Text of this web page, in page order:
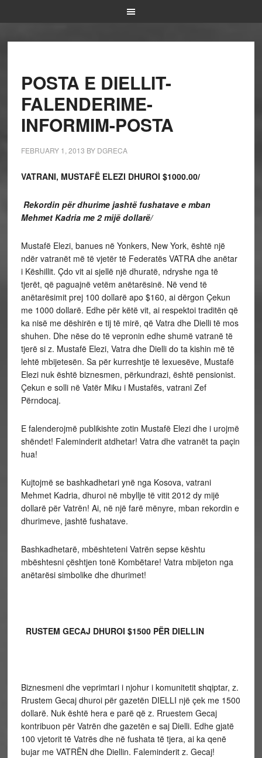
POSTA E DIELLIT-
FALENDERIME-
INFORMIM-POSTA
FEBRUARY 1, 2013 BY DGRECA
VATRANI, MUSTAFË ELEZI DHUROI $1000.00/
Rekordin për dhurime jashtë fushatave e mban
Mehmet Kadria me 2 mijë dollarë/
Mustafë Elezi, banues në Yonkers, New York, është një
ndër vatranët më të vjetër të Federatës VATRA dhe anëtar
i Këshillit. Çdo vit ai sjellë një dhuratë, ndryshe nga të
tjerët, që paguajnë vetëm anëtarësinë. Në vend të
anëtarësimit prej 100 dollarë apo $160, ai dërgon Çekun
me 1000 dollarë. Edhe për këtë vit, ai respektoi traditën që
ka nisë me dëshirën e tij të mirë, që Vatra dhe Dielli të mos
shuhen. Dhe nëse do të vepronin edhe shumë vatranë të
tjerë si z. Mustafë Elezi, Vatra dhe Dielli do ta kishin më të
lehtë mbijetesën. Sa për kurreshtje të lexuesëve, Mustafë
Elezi nuk është biznesmen, përkundrazi, është pensionist.
Çekun e solli në Vatër Miku i Mustafës, vatrani Zef
Përndocaj.
E falenderojmë publikishte zotin Mustafë Elezi dhe i urojmë
shëndet! Faleminderit atdhetar! Vatra dhe vatranët ta paçin
hua!
Kujtojmë se bashkadhetari ynë nga Kosova, vatrani
Mehmet Kadria, dhuroi në mbyllje të vitit 2012 dy mijë
dollarë për Vatrën! Ai, në një farë mënyre, mban rekordin e
dhurimeve, jashtë fushatave.
Bashkadhetarë, mbështeteni Vatrën sepse kështu
mbështesni çështjen tonë Kombëtare! Vatra mbijeton nga
anëtarësi simbolike dhe dhurimet!
RUSTEM GECAJ DHUROI $1500 PËR DIELLIN
Biznesmeni dhe veprimtari i njohur i komunitetit shqiptar, z.
Rrustem Gecaj dhuroi për gazetën DIELLI një çek me 1500
dollarë. Nuk është hera e parë që z. Rruestem Gecaj
kontribuon për Vatrën dhe gazetën e saj Dielli. Edhe gjatë
100 vjetorit të Vatrës dhe në fushata të tjera, ai ka qenë
bujar me VATRËN dhe Diellin. Faleminderit z. Gecaj!